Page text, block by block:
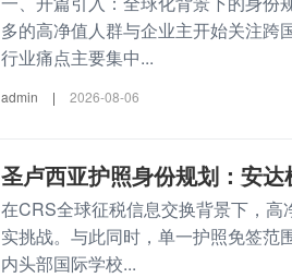
多的高净值人群与企业主开始关注跨
行业痛点主要集中...
admin | 2026-08-06
圣卢西亚护照身份规划：安
在CRS全球征税信息交换背景下，
实挑战。与此同时，单一护照免签范
内头部国际学校...